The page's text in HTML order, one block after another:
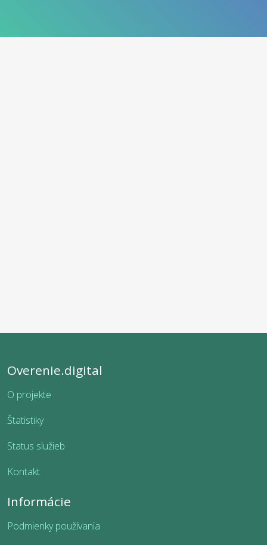
Overenie.digital
O projekte
Štatistiky
Status služieb
Kontakt
Informácie
Podmienky používania